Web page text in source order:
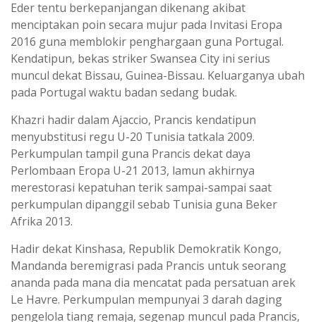
Eder tentu berkepanjangan dikenang akibat
menciptakan poin secara mujur pada Invitasi Eropa
2016 guna memblokir penghargaan guna Portugal.
Kendatipun, bekas striker Swansea City ini serius
muncul dekat Bissau, Guinea-Bissau. Keluarganya ubah
pada Portugal waktu badan sedang budak.
Khazri hadir dalam Ajaccio, Prancis kendatipun
menyubstitusi regu U-20 Tunisia tatkala 2009.
Perkumpulan tampil guna Prancis dekat daya
Perlombaan Eropa U-21 2013, lamun akhirnya
merestorasi kepatuhan terik sampai-sampai saat
perkumpulan dipanggil sebab Tunisia guna Beker
Afrika 2013.
Hadir dekat Kinshasa, Republik Demokratik Kongo,
Mandanda beremigrasi pada Prancis untuk seorang
ananda pada mana dia mencatat pada persatuan arek
Le Havre. Perkumpulan mempunyai 3 darah daging
pengelola tiang remaja, segenap muncul pada Prancis,